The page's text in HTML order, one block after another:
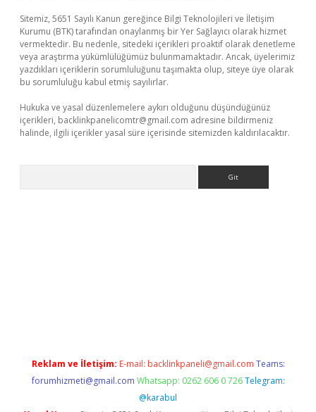
Sitemiz, 5651 Sayılı Kanun gereğince Bilgi Teknolojileri ve İletişim
Kurumu (BTK) tarafından onaylanmış bir Yer Sağlayıcı olarak hizmet
vermektedir. Bu nedenle, sitedeki içerikleri proaktif olarak denetleme
veya araştırma yükümlülüğümüz bulunmamaktadır. Ancak, üyelerimiz
yazdıkları içeriklerin sorumluluğunu taşımakta olup, siteye üye olarak
bu sorumluluğu kabul etmiş sayılırlar.
Hukuka ve yasal düzenlemelere aykırı olduğunu düşündüğünüz
içerikleri, backlinkpanelicomtr@gmail.com adresine bildirmeniz
halinde, ilgili içerikler yasal süre içerisinde sitemizden kaldırılacaktır.
Reklam ve İletişim: E-mail: backlinkpaneli@gmail.com Teams:
forumhizmeti@gmail.com Whatsapp: 0262 606 0 726 Telegram:
@karabul